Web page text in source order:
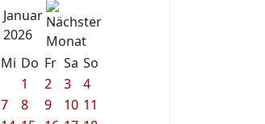
Januar
2026
Mi Do Fr Sa So
1
2 3
4
7 8 9 10 11